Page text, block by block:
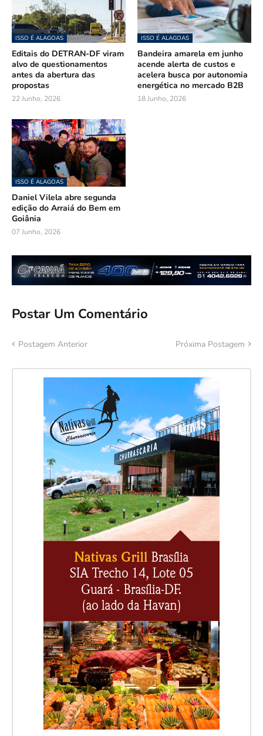
ISSO É ALAGOAS
Editais do DETRAN-DF viram
alvo de questionamentos
antes da abertura das
propostas
22 Junho, 2026
ISSO É ALAGOAS
Bandeira amarela em junho
acende alerta de custos e
acelera busca por autonomia
energética no mercado B2B
18 Junho, 2026
ISSO É ALAGOAS
Daniel Vilela abre segunda
edição do Arraiá do Bem em
Goiânia
07 Junho, 2026
Postar Um Comentário
Postagem Anterior Próxima Postagem